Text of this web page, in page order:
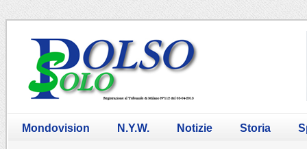
Mondovision N.Y.W. Notizie Storia